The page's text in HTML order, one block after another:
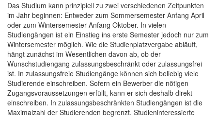
Das Studium kann prinzipiell zu zwei verschiedenen Zeitpunkten
im Jahr beginnen: Entweder zum Sommersemester Anfang April
oder zum Wintersemester Anfang Oktober. In vielen
Studiengängen ist ein Einstieg ins erste Semester jedoch nur zum
Wintersemester möglich. Wie die Studienplatzvergabe abläuft,
hängt zunächst im Wesentlichen davon ab, ob der
Wunschstudiengang zulassungsbeschränkt oder zulassungsfrei
ist. In zulassungsfreie Studiengänge können sich beliebig viele
Studierende einschreiben. Sofern ein Bewerber die nötigen
Zugangsvoraussetzungen erfüllt, kann er sich deshalb direkt
einschreiben. In zulassungsbeschränkten Studiengängen ist die
Maximalzahl der Studierenden begrenzt. Studieninteressierte